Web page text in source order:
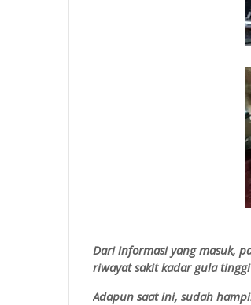
Dari informasi yang masuk,
riwayat sakit kadar gula
Adapun saat ini, sudah